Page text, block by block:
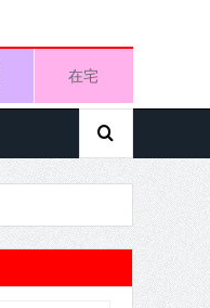
在宅